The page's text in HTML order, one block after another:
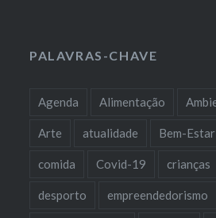
PALAVRAS-CHAVE
Agenda Alimentação
Arte atualidade Bem-Estar
comida Covid-19 crianças
desporto empreendedorismo